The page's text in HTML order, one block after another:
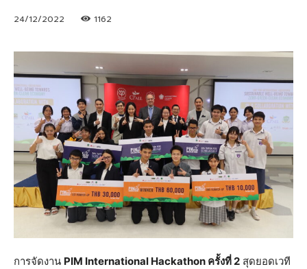
24/12/2022 1162
การจัดงาน PIM International Hackathon ครั้งที่ 2 สุดยอดเวที